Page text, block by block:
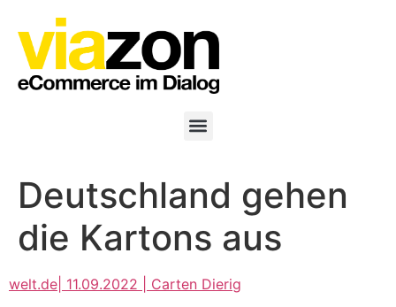
Deutschland gehen
die Kartons aus
welt.de| 11.09.2022 | Carten Dierig